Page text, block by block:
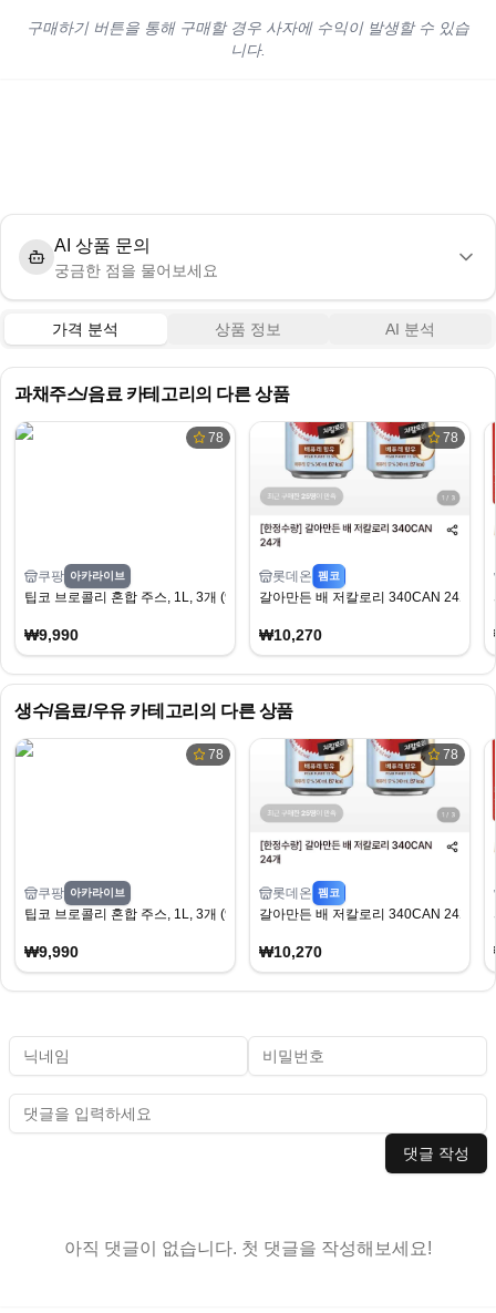
구매하기 버튼을 통해 구매할 경우 사자에 수익이 발생할 수 있습
니다.
AI 상품 문의
궁금한 점을 물어보세요
가격 분석 상품 정보 AI 분석
과채주스/음료카테고리의 다른 상품
78
쿠팡 아카라이브
팁코 브로콜리 혼합 주스, 1L, 3개 (9,990원/무료)
₩9,990
78
롯데온 펨코
갈아만든 배 저칼로리 340CAN 24개
₩10,270
생수/음료/우유카테고리의 다른 상품
78
쿠팡 아카라이브
팁코 브로콜리 혼합 주스, 1L, 3개 (9,990원/무료)
₩9,990
78
롯데온 펨코
갈아만든 배 저칼로리 340CAN 24개
₩10,270
댓글 작성
아직 댓글이 없습니다. 첫 댓글을 작성해보세요!